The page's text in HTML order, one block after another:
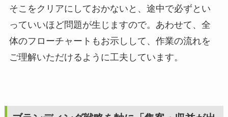
そこをクリアにしておかないと、途中で必ずとい
っていいほど問題が生じますので。あわせて、全
体のフローチャートもお示しして、作業の流れを
ご理解いただけるように工夫しています。